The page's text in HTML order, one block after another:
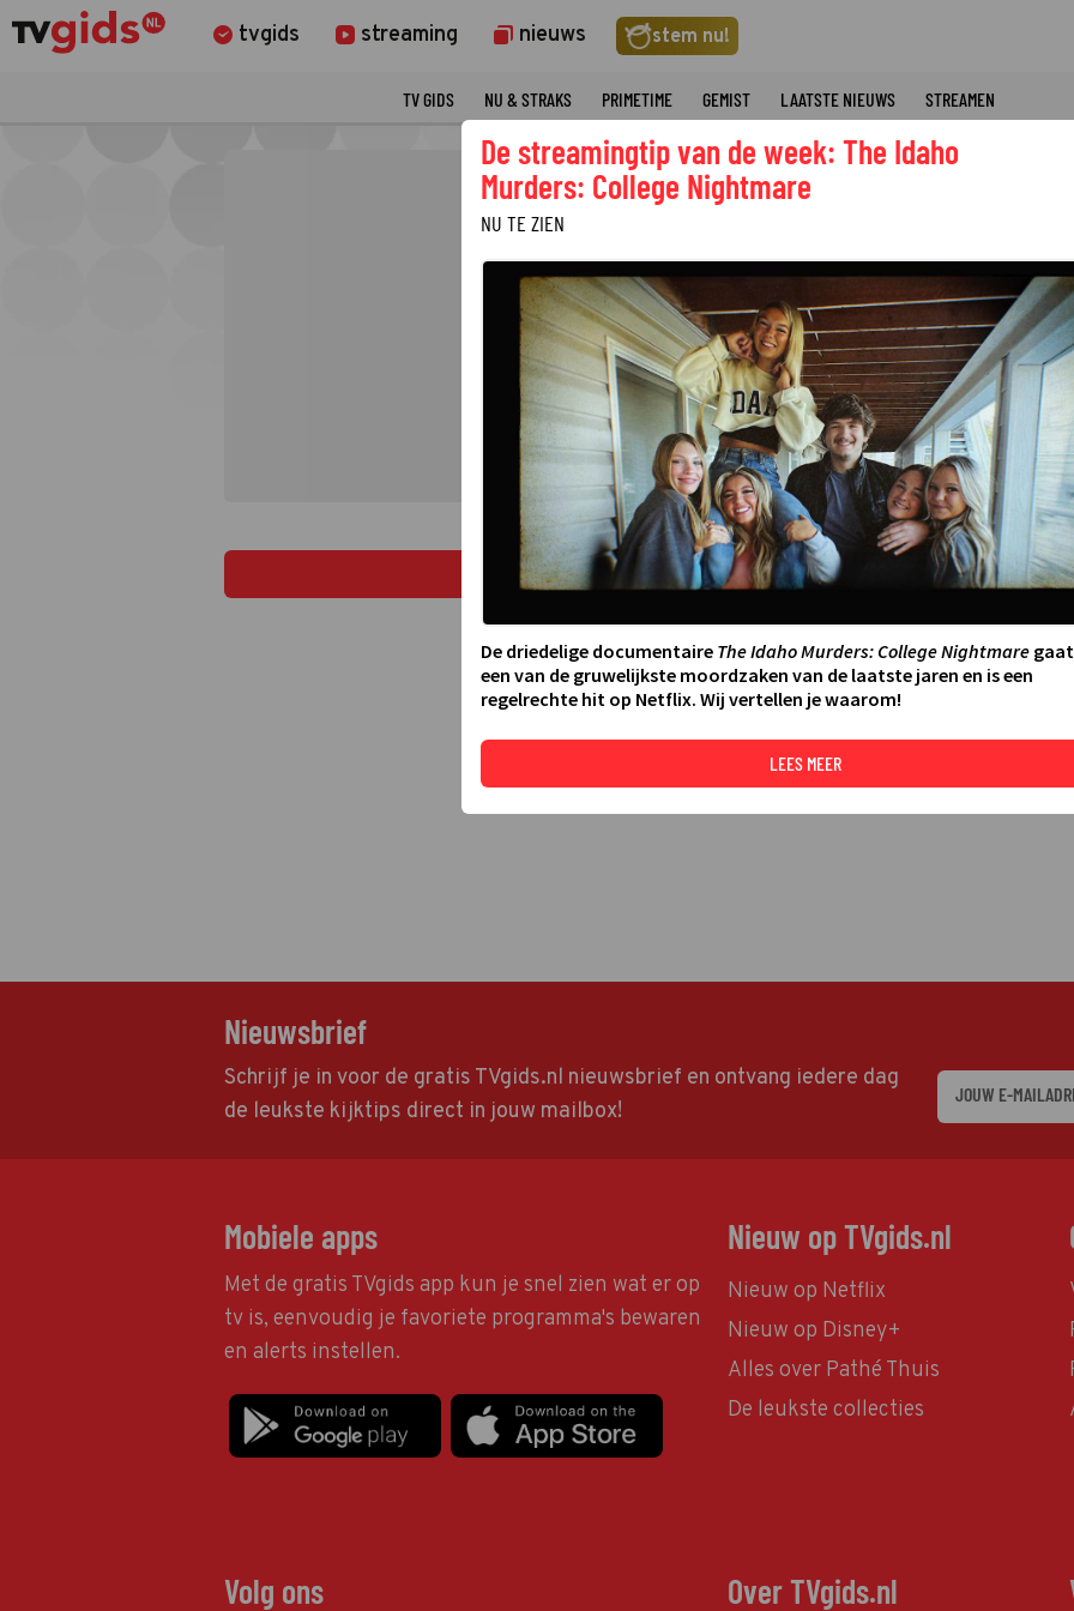
tvgids streaming nieuws stem nu!
TV GIDS NU & STRAKS PRIMETIME GEMIST LAATSTE NIEUWS STREAMEN
LEES MEER
Nieuwsbrief
Schrijf je in voor de gratis TVgids.nl nieuwsbrief en ontvang iedere dag
de leukste kijktips direct in jouw mailbox!
Mobiele apps
Met de gratis TVgids app kun je snel zien wat er op
tv is, eenvoudig je favoriete programma's bewaren
en alerts instellen.
Nieuw op TVgids.nl
Nieuw op Netflix
Nieuw op Disney+
Alles over Pathé Thuis
De leukste collecties
Volg ons Over TVgids.nl
De streamingtip van de week: The Idaho
Murders: College Nightmare
NU TE ZIEN
De driedelige documentaire The Idaho Murders: College Nightmaregaat
een van de gruwelijkste moordzaken van de laatste jaren en is een
regelrechte hit op Netflix. Wij vertellen je waarom!
LEES MEER